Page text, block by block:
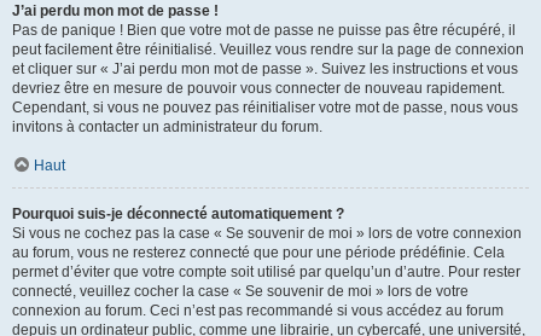
J’ai perdu mon mot de passe !
Pas de panique ! Bien que votre mot de passe ne puisse pas être récupéré, il
peut facilement être réinitialisé. Veuillez vous rendre sur la page de connexion
et cliquer sur « J’ai perdu mon mot de passe ». Suivez les instructions et vous
devriez être en mesure de pouvoir vous connecter de nouveau rapidement.
Cependant, si vous ne pouvez pas réinitialiser votre mot de passe, nous vous
invitons à contacter un administrateur du forum.
Haut
Pourquoi suis-je déconnecté automatiquement ?
Si vous ne cochez pas la case « Se souvenir de moi » lors de votre connexion
au forum, vous ne resterez connecté que pour une période prédéfinie. Cela
permet d’éviter que votre compte soit utilisé par quelqu’un d’autre. Pour rester
connecté, veuillez cocher la case « Se souvenir de moi » lors de votre
connexion au forum. Ceci n’est pas recommandé si vous accédez au forum
depuis un ordinateur public, comme une librairie, un cybercafé, une université,